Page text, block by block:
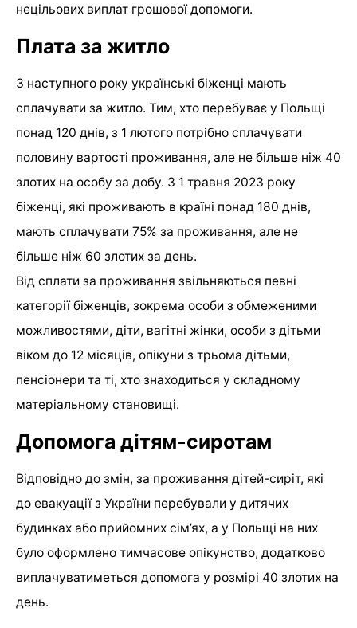
нецільових виплат грошової допомоги.
Плата за житло
З наступного року українські біженці мають
сплачувати за житло. Тим, хто перебуває у Польщі
понад 120 днів, з 1 лютого потрібно сплачувати
половину вартості проживання, але не більше ніж 40
злотих на особу за добу. З 1 травня 2023 року
біженці, які проживають в країні понад 180 днів,
мають сплачувати 75% за проживання, але не
більше ніж 60 злотих за день.
Від сплати за проживання звільняються певні
категорії біженців, зокрема особи з обмеженими
можливостями, діти, вагітні жінки, особи з дітьми
віком до 12 місяців, опікуни з трьома дітьми,
пенсіонери та ті, хто знаходиться у складному
матеріальному становищі.
Допомога дітям-сиротам
Відповідно до змін, за проживання дітей-сиріт, які
до евакуації з України перебували у дитячих
будинках або прийомних сім’ях, а у Польщі на них
було оформлено тимчасове опікунство, додатково
виплачуватиметься допомога у розмірі 40 злотих на
день.